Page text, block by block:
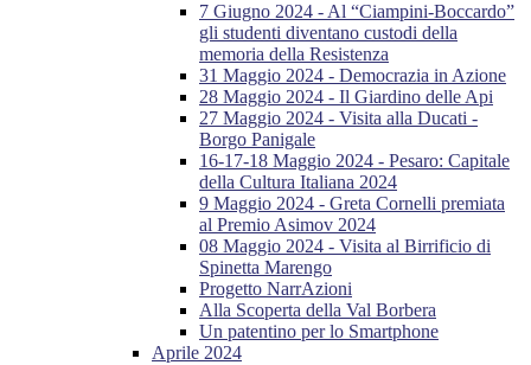
7 Giugno 2024 - Al “Ciampini-Boccardo”
gli studenti diventano custodi della
memoria della Resistenza
31 Maggio 2024 - Democrazia in Azione
28 Maggio 2024 - Il Giardino delle Api
27 Maggio 2024 - Visita alla Ducati -
Borgo Panigale
16-17-18 Maggio 2024 - Pesaro: Capitale
della Cultura Italiana 2024
9 Maggio 2024 - Greta Cornelli premiata
al Premio Asimov 2024
08 Maggio 2024 - Visita al Birrificio di
Spinetta Marengo
Progetto NarrAzioni
Alla Scoperta della Val Borbera
Un patentino per lo Smartphone
Aprile 2024